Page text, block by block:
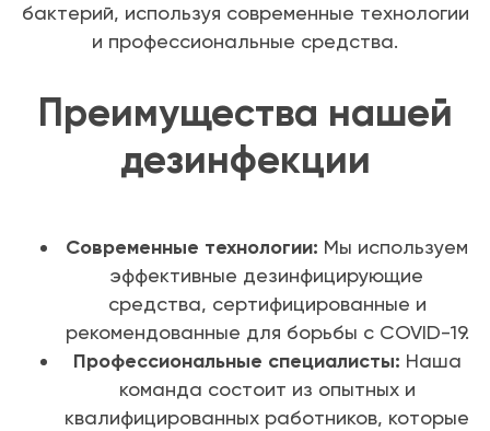
бактерий, используя современные технологии
и профессиональные средства.
Преимущества нашей
дезинфекции
Современные технологии: Мы используем
эффективные дезинфицирующие
средства, сертифицированные и
рекомендованные для борьбы с COVID-19.
Профессиональные специалисты: Наша
команда состоит из опытных и
квалифицированных работников, которые